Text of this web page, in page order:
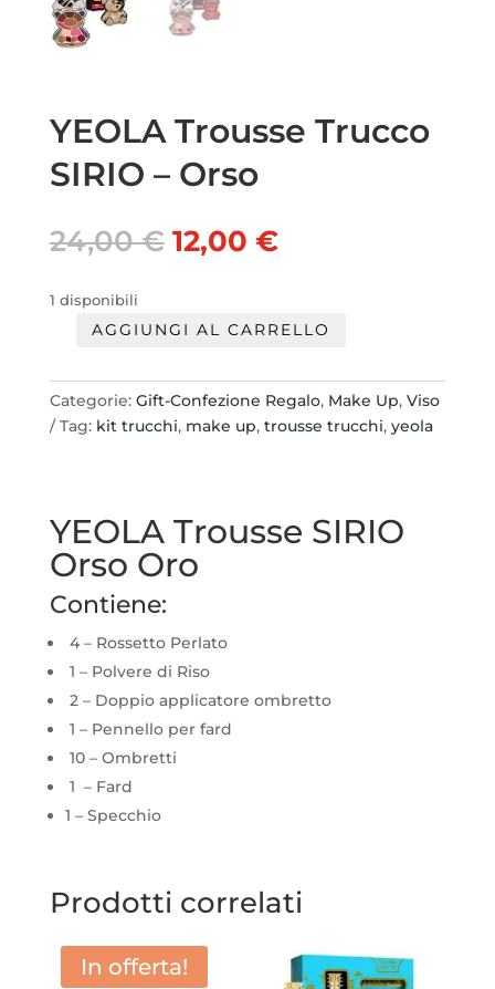
YEOLA Trousse Trucco
SIRIO – Orso
24,00€ Il
prezzo
era:
24,00 €.
12,00 €Il
è:
12,00 €.
1 disponibili
YEOLA
Trucco
SIRIO
AGGIUNGI AL CARRELLO
Categorie: Gift-Confezione Regalo, Make Up, Viso
Tag: kit trucchi, make up, trousse trucchi, yeola
YEOLA Trousse SIRIO
Orso Oro
Contiene:
4 – Rossetto Perlato
1 – Polvere di Riso
2 – Doppio applicatore ombretto
1 – Pennello per fard
10 – Ombretti
1 – Fard
1 – Specchio
Prodotti correlati
In offerta!